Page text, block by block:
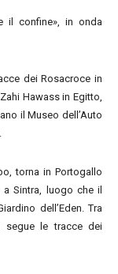
il confine», in onda
dei Rosacroce in
Hawass in Egitto,
il Museo dell’Auto
torna in Portogallo
a Sintra, luogo che il
dell’Eden. Tra
segue le tracce dei